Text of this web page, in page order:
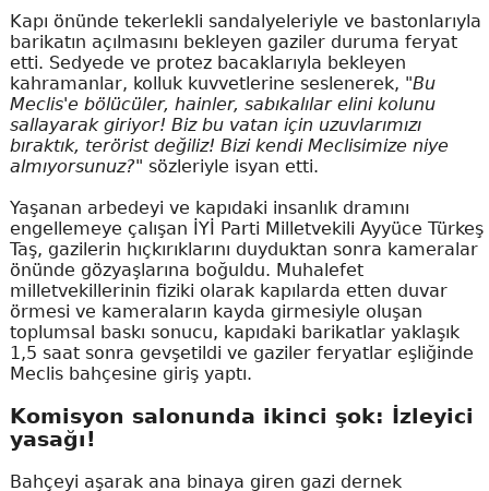
Kapı önünde tekerlekli sandalyeleriyle ve bastonlarıyla
barikatın açılmasını bekleyen gaziler duruma feryat
etti. Sedyede ve protez bacaklarıyla bekleyen
kahramanlar, kolluk kuvvetlerine seslenerek, "Bu
Meclis'e bölücüler, hainler, sabıkalılar elini kolunu
sallayarak giriyor! Biz bu vatan için uzuvlarımızı
bıraktık, terörist değiliz! Bizi kendi Meclisimize niye
almıyorsunuz?" sözleriyle isyan etti.
Yaşanan arbedeyi ve kapıdaki insanlık dramını
engellemeye çalışan İYİ Parti Milletvekili Ayyüce Türkeş
Taş, gazilerin hıçkırıklarını duyduktan sonra kameralar
önünde gözyaşlarına boğuldu. Muhalefet
milletvekillerinin fiziki olarak kapılarda etten duvar
örmesi ve kameraların kayda girmesiyle oluşan
toplumsal baskı sonucu, kapıdaki barikatlar yaklaşık
1,5 saat sonra gevşetildi ve gaziler feryatlar eşliğinde
Meclis bahçesine giriş yaptı.
Komisyon salonunda ikinci şok: İzleyici
yasağı!
Bahçeyi aşarak ana binaya giren gazi dernek